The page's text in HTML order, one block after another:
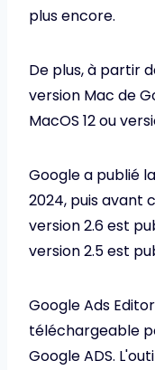
plus encore.
De plus, à partir
version Mac de
MacOS 12 ou
Google a publié
2024, puis avant
version 2.6 est
version 2.5 est
Google Ads
téléchargeable
Google ADS.